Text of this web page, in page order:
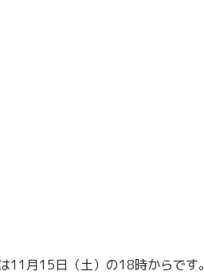
11月15日（土）の18時からです。